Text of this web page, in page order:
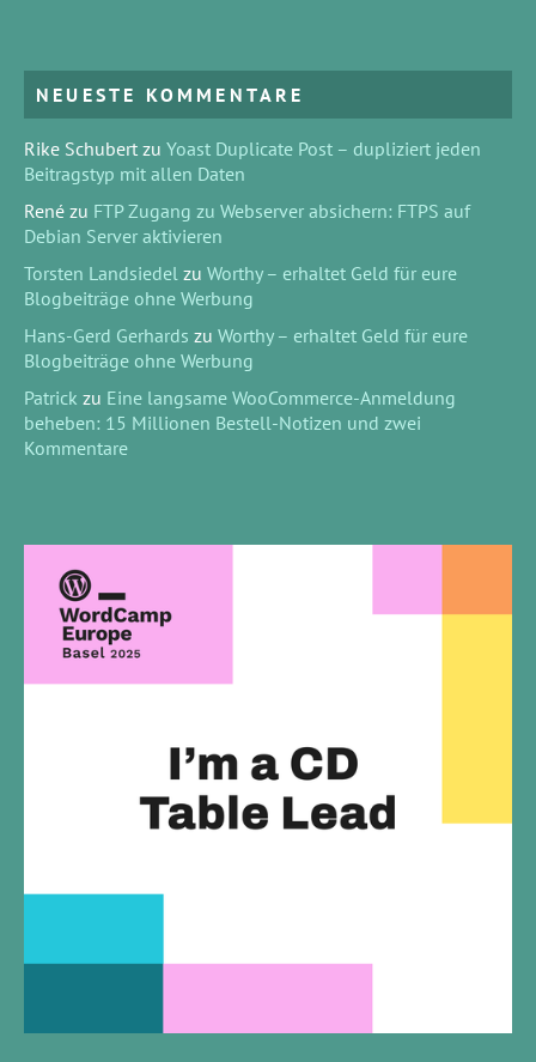
NEUESTE KOMMENTARE
Rike Schubert zu Yoast Duplicate Post – dupliziert jeden
Beitragstyp mit allen Daten
René zu FTP Zugang zu Webserver absichern: FTPS auf
Debian Server aktivieren
Torsten Landsiedel zu Worthy – erhaltet Geld für eure
Blogbeiträge ohne Werbung
Hans-Gerd Gerhards zu Worthy – erhaltet Geld für eure
Blogbeiträge ohne Werbung
Patrick zu Eine langsame WooCommerce-Anmeldung
beheben: 15 Millionen Bestell-Notizen und zwei
Kommentare